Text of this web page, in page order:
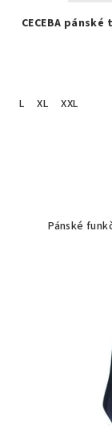
CECEBA
L XL
XXL
Pánské